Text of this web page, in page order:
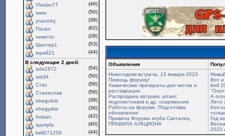
Vlaslav77
(49)
www
(50)
ynacetoj
(39)
Пахан
(62)
никитос
(28)
Шахтер1
(53)
юрий21
(44)
В следующие 2 дней:
ada1972
(54)
ast34
(50)
Стас
(56)
Станислав
(56)
ebegufob
(39)
ehegydiw
(36)
holzan
(42)
iqamyfa
(40)
kirill271259
(44)
Объявления
Новогодняя встреча, 13 января 2023
Помощь форуму!
Химические препараты для чистки и
реставрации.
Распродажа катушек, штанг,
подлокотников и др. снаряжения
Работы на форуме. Подготовка
обновления
Правила Форума клуба Скиталец
ПРАВИЛА АУКЦИОНА
Вот и
bmf
А
Лето
Коп
Год
2023